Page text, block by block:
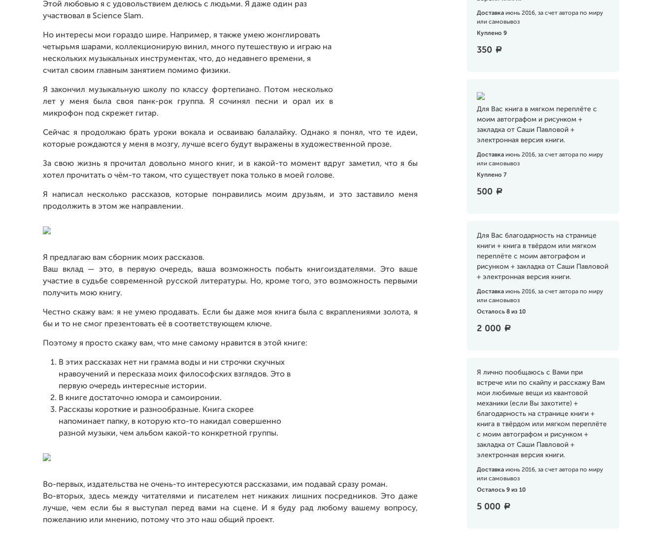
Доставка июнь 2016, за счет автора по миру
или самовывоз
Куплено 9
350 a
Для Вас книга в мягком переплёте с
моим автографом и рисунком +
закладка от Саши Павловой +
электронная версия книги.
Доставка июнь 2016, за счет автора по миру
или самовывоз
Куплено 7
500 a
Для Вас благодарность на странице
книги + книга в твёрдом или мягком
переплёте с моим автографом и
рисунком + закладка от Саши Павловой
+ электронная версия книги.
Доставка июнь 2016, за счет автора по миру
или самовывоз
Осталось 8 из 10
2 000 a
Я лично пообщаюсь с Вами при
встрече или по скайпу и расскажу Вам
мои любимые вещи из квантовой
механики (если Вы захотите) +
благодарность на странице книги +
книга в твёрдом или мягком переплёте
с моим автографом и рисунком +
закладка от Саши Павловой +
электронная версия книги.
Доставка июнь 2016, за счет автора по миру
или самовывоз
Осталось 9 из 10
5 000 a
Этой любовью я с удовольствием делюсь с людьми. Я даже один раз
участвовал в Science Slam.
Но интересы мои гораздо шире. Например, я также умею жонглировать
четырьмя шарами, коллекционирую винил, много путешествую и играю на
нескольких музыкальных инструментах, что, до недавнего времени, я
считал своим главным занятием помимо физики.
Я закончил музыкальную школу по классу фортепиано. Потом несколько
лет у меня была своя панк-рок группа. Я сочинял песни и орал их в
микрофон под скрежет гитар.
Сейчас я продолжаю брать уроки вокала и осваиваю балалайку. Однако я понял, что те идеи,
которые рождаются у меня в мозгу, лучше всего будут выражены в художественной прозе.
За свою жизнь я прочитал довольно много книг, и в какой-то момент вдруг заметил, что я бы
хотел прочитать о чём-то таком, что существует пока только в моей голове.
Я написал несколько рассказов, которые понравились моим друзьям, и это заставило меня
продолжить в этом же направлении.
Я предлагаю вам сборник моих рассказов.
Ваш вклад — это, в первую очередь, ваша возможность побыть книгоиздателями. Это ваше
участие в судьбе современной русской литературы. Но, кроме того, это возможность первыми
получить мою книгу.
Честно скажу вам: я не умею продавать. Если бы даже моя книга была с вкраплениями золота, я
бы и то не смог презентовать её в соответствующем ключе.
Поэтому я просто скажу вам, что мне самому нравится в этой книге:
В этих рассказах нет ни грамма воды и ни строчки скучных
нравоучений и пересказа моих философских взглядов. Это в
первую очередь интересные истории.
В книге достаточно юмора и самоиронии.
Рассказы короткие и разнообразные. Книга скорее
напоминает папку, в которую кто-то накидал совершенно
разной музыки, чем альбом какой-то конкретной группы.
Во-первых, издательства не очень-то интересуются рассказами, им подавай сразу роман.
Во-вторых, здесь между читателями и писателем нет никаких лишних посредников. Это даже
лучше, чем если бы я выступал перед вами на сцене. И я буду рад любому вашему вопросу,
пожеланию или мнению, потому что это наш общий проект.